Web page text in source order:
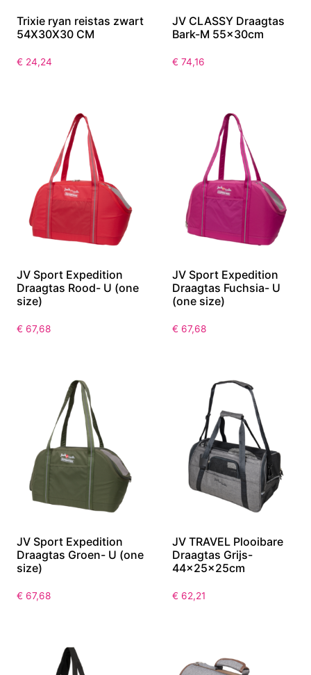
Trixie ryan reistas zwart
54X30X30 CM
€ 24,24
JV CLASSY Draagtas
Bark-M 55x30cm
€ 74,16
JV Sport Expedition
Draagtas Rood- U (one
size)
€ 67,68
JV Sport Expedition
Draagtas Fuchsia- U
(one size)
€ 67,68
JV Sport Expedition
Draagtas Groen- U (one
size)
€ 67,68
JV TRAVEL Plooibare
Draagtas Grijs-
44x25x25cm
€ 62,21